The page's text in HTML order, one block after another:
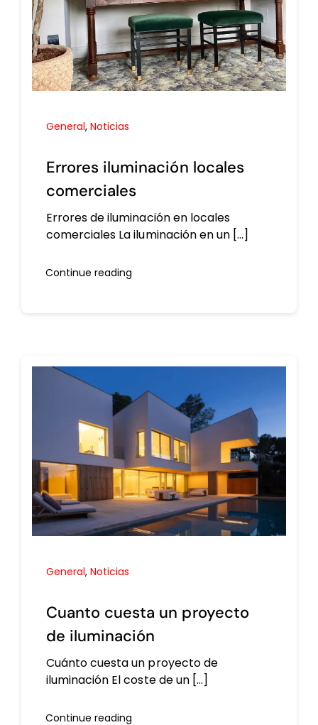
General,Noticias
Errores iluminación locales
comerciales
Errores de iluminación en locales
comerciales La iluminación en un [...]
Continue reading
General,Noticias
Cuanto cuesta un proyecto
de iluminación
Cuánto cuesta un proyecto de
iluminación El coste de un [...]
Continue reading